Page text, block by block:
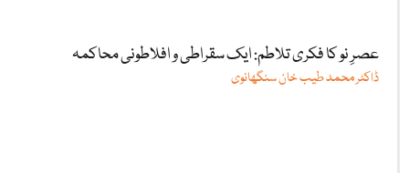
عصرِ نو کا فکری تلاطم: ایک سقراطی و افلاطونی محاکمہ
ڈاکٹر محمد طیب خان سنگھانوی